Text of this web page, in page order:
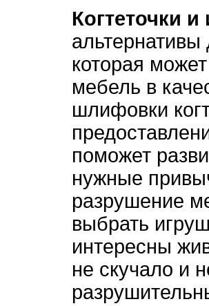
Когтеточки
которая
мебель в
шлифовки
поможет
нужные
разрушение
выбрать
интересны
не скучало и